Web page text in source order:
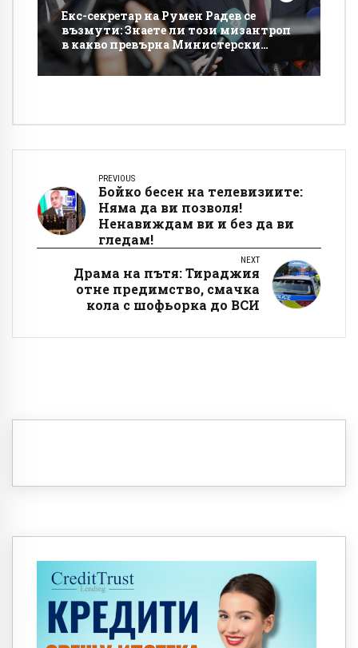
Екс-секретар на Румен Радев се
възмути: Знаете ли този мизантроп
в какво превърна Министерски
съвет!?
PREVIOUS
Бойко бесен на телевизиите:
Няма да ви позволя!
Ненавиждам ви и без да ви
гледам!
NEXT
Драма на пътя: Тираджия
отне предимство, смачка
кола с шофьорка до ВСИ